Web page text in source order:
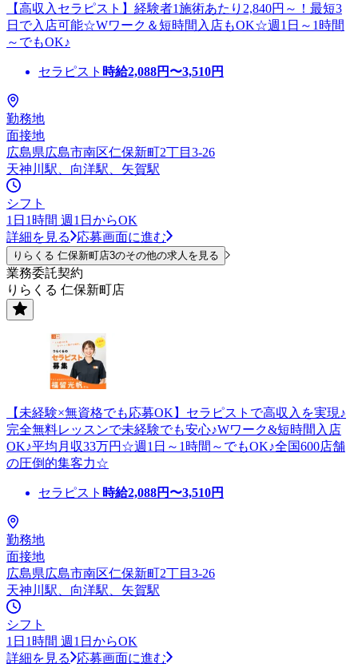
【高収入セラピスト】経験者1施術あたり2,840円～！最短3
日で入店可能☆Wワーク＆短時間入店もOK☆週1日～1時間
～でもOK♪
セラピスト 時給2,088円〜3,510円
勤務地
面接地
広島県広島市南区仁保新町2丁目3-26
天神川駅、向洋駅、矢賀駅
シフト
1日1時間 週1日からOK
詳細を見る
応募画面に進む
りらくる 仁保新町店3のその他の求人を見る
業務委託契約
りらくる 仁保新町店
【未経験×無資格でも応募OK】セラピストで高収入を実現♪
完全無料レッスンで未経験でも安心♪Wワーク&短時間入店
OK♪平均月収33万円☆週1日～1時間～でもOK♪全国600店舗
の圧倒的集客力☆
セラピスト 時給2,088円〜3,510円
勤務地
面接地
広島県広島市南区仁保新町2丁目3-26
天神川駅、向洋駅、矢賀駅
シフト
1日1時間 週1日からOK
詳細を見る
応募画面に進む